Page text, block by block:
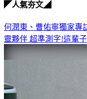
◤人氣夯文◢
何潤東、曹佑寧獨家專
靈夥伴 超準測字!這輩